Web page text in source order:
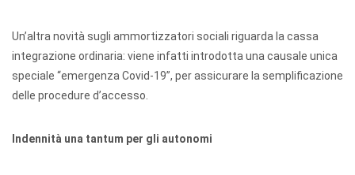
Un’altra novità sugli ammortizzatori sociali riguarda la cassa
integrazione ordinaria: viene infatti introdotta una causale unica
speciale “emergenza Covid-19”, per assicurare la semplificazione
delle procedure d’accesso.
Indennità una tantum per gli autonomi